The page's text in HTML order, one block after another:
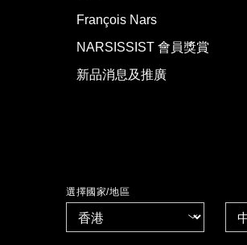
François Nars
NARSISSIST 會員獎賞
新品消息及推廣
選擇國家/地區